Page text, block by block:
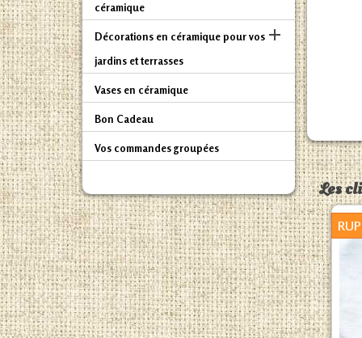
céramique
Décorations en céramique pour vos
jardins et terrasses

Vases en céramique
Bon Cadeau
Vos commandes groupées
Les